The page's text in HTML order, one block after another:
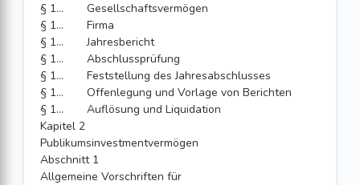
§ 156
Gesellschaftsvermögen
§ 157
Firma
§ 158
Jahresbericht
§ 159
Abschlussprüfung
§ 159a
Feststellung des Jahresabschlusses
§ 160
Offenlegung und Vorlage von Berichten
§ 161
Auflösung und Liquidation
Kapitel 2
Publikumsinvestmentvermögen
Abschnitt 1
Allgemeine Vorschriften für